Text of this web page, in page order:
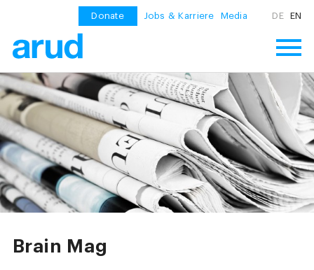
Donate Jobs & Karriere Media DE EN
Brain Mag